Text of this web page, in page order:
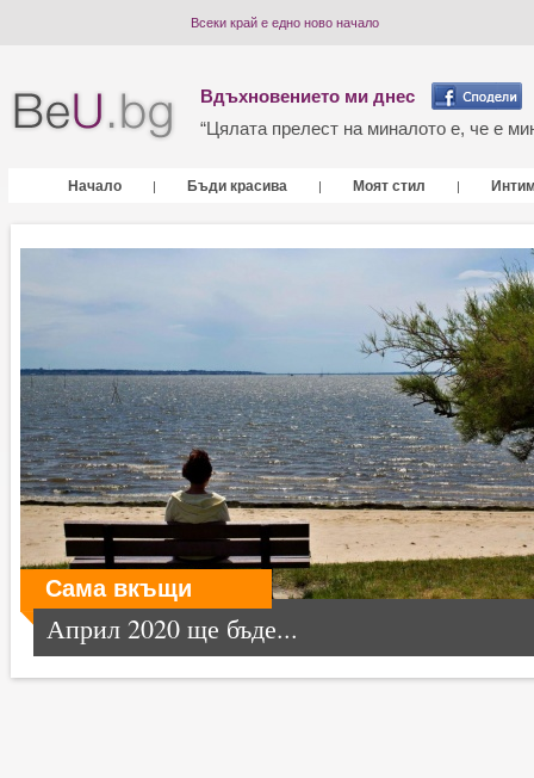
Всеки край е едно ново начало
Вдъхновението ми днес
“Цялата прелест на миналото е, че е
Начало | Бъди красива | Моят стил |
Сама вкъщи
Април 2020 ще бъде...